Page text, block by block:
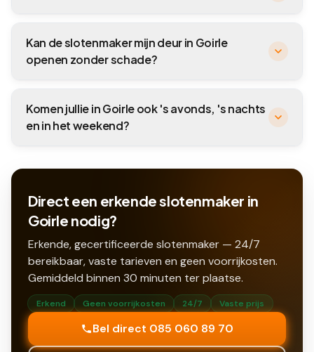
Kan de slotenmaker mijn deur in Goirle
openen zonder schade?
Komen jullie in Goirle ook 's avonds, 's nachts
en in het weekend?
Direct een erkende slotenmaker in
Goirle nodig?
Erkende, gecertificeerde slotenmaker — 24/7
bereikbaar, vaste tarieven en geen voorrijkosten.
Gemiddeld binnen 30 minuten ter plaatse.
Erkend Geen voorrijkosten 24/7 Vaste prijs
Bel direct 085 060 89 70